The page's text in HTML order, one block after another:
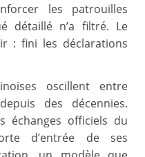
les patrouilles
détaillé n’a filtré. Le
: fini les déclarations
oscillent entre
des décennies.
échanges officiels du
d’entrée de ses